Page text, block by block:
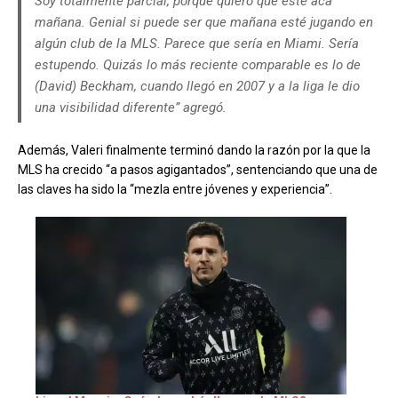
mañana. Genial si puede ser que mañana esté jugando en
algún club de la MLS. Parece que sería en Miami. Sería
estupendo. Quizás lo más reciente comparable es lo de
(David) Beckham, cuando llegó en 2007 y a la liga le dio
una visibilidad diferente” agregó.
Además, Valeri finalmente terminó dando la razón por la que la
MLS ha crecido “a pasos agigantados”, sentenciando que una de
las claves ha sido la “mezla entre jóvenes y experiencia”.